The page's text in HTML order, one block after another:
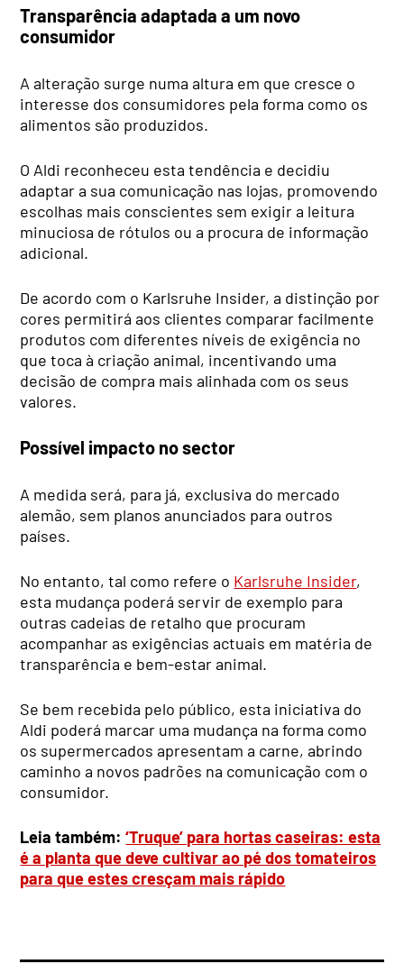
Transparência adaptada a um novo
consumidor
A alteração surge numa altura em que cresce o
interesse dos consumidores pela forma como os
alimentos são produzidos.
O Aldi reconheceu esta tendência e decidiu
adaptar a sua comunicação nas lojas, promovendo
escolhas mais conscientes sem exigir a leitura
minuciosa de rótulos ou a procura de informação
adicional.
De acordo com o Karlsruhe Insider, a distinção por
cores permitirá aos clientes comparar facilmente
produtos com diferentes níveis de exigência no
que toca à criação animal, incentivando uma
decisão de compra mais alinhada com os seus
valores.
Possível impacto no sector
A medida será, para já, exclusiva do mercado
alemão, sem planos anunciados para outros
países.
No entanto, tal como refere o Karlsruhe Insider,
esta mudança poderá servir de exemplo para
outras cadeias de retalho que procuram
acompanhar as exigências actuais em matéria de
transparência e bem-estar animal.
Se bem recebida pelo público, esta iniciativa do
Aldi poderá marcar uma mudança na forma como
os supermercados apresentam a carne, abrindo
caminho a novos padrões na comunicação com o
consumidor.
Leia também:‘Truque’ para hortas caseiras: esta
é a planta que deve cultivar ao pé dos tomateiros
para que estes cresçam mais rápido